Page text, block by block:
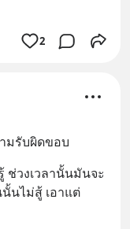
2
มรับผิดขอบ
ช่วงเวลานั้นมันจะ
นไม่สู้ เอาแต่